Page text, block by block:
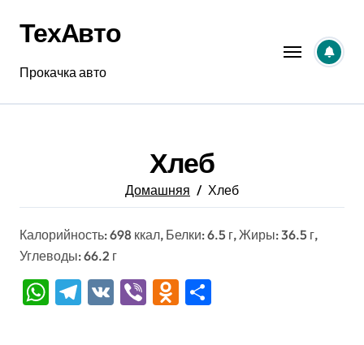
содержанию
ТехАвто
Прокачка авто
Хлеб
Домашняя Хлеб
Калорийность: 698 ккал, Белки: 6.5 г, Жиры: 36.5 г,
Углеводы: 66.2 г
WhatsApp
Telegram
VK ViberOdnoklassniki